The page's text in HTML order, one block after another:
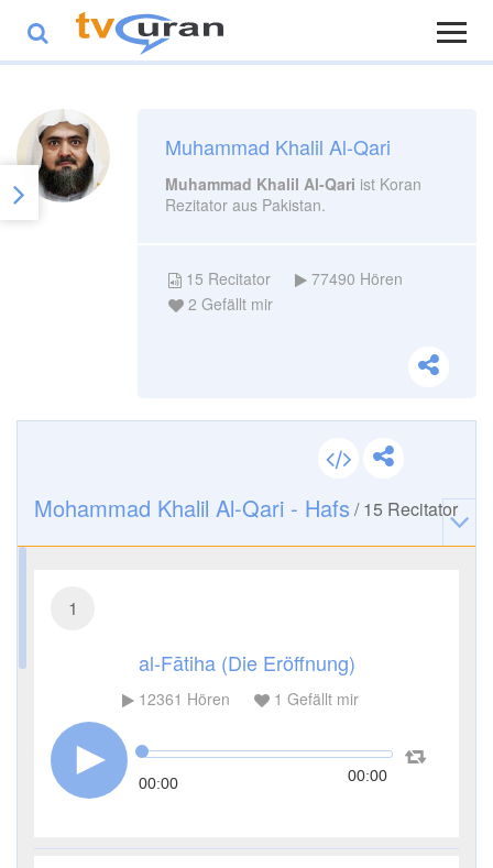
Muhammad Khalil Al-Qari
Muhammad Khalil Al-Qari ist Koran
Rezitator aus Pakistan.
15 Recitator 77490 Hören
2 Gefällt mir
Mohammad Khalil Al-Qari - Hafs /15 Recitator
1
al-Fātiha (Die Eröffnung)
12361 Hören 1 Gefällt mir
00:00 00:00